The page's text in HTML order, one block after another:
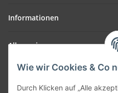
Wie wir Cookies & Co
Durch Klicken auf „Alle
Informationen
Allgemein
Teil unseres Netzwerks:
SmoliTec - Safety. Simplified.